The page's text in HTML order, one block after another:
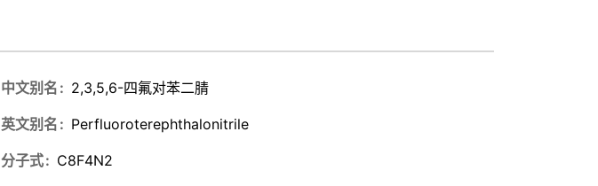
中文别名 2,3,5,6-四氟对苯二腈
英文别名 Perfluoroterephthalonitrile
分子式 C8F4N2